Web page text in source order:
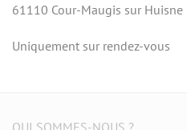
61110 Cour-Maugis sur Huisne
Uniquement sur rendez-vous